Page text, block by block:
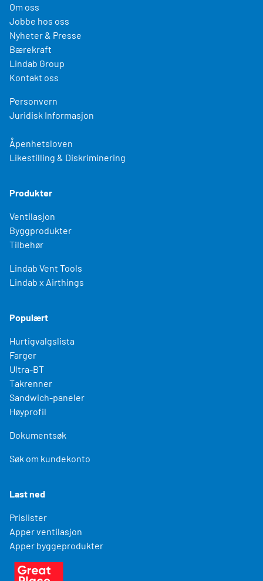
Om oss
Jobbe hos oss
Nyheter & Presse
Bærekraft
Lindab Group
Kontakt oss
Personvern
Juridisk Informasjon
Åpenhetsloven
Likestilling & Diskriminering
Produkter
Ventilasjon
Byggprodukter
Tilbehør
Lindab Vent Tools
Lindab x Airthings
Populært
Hurtigvalgslista
Farger
Ultra-BT
Takrenner
Sandwich-paneler
Høyprofil
Dokumentsøk
Søk om kundekonto
Last ned
Prislister
Apper ventilasjon
Apper byggeprodukter